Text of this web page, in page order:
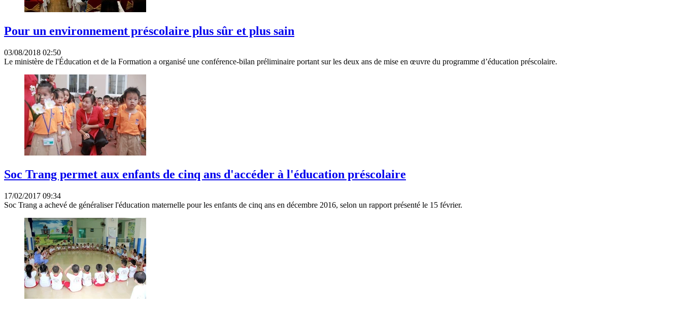
Pour un environnement préscolaire plus sûr et plus sain
03/08/2018 02:50
Le ministère de l'Éducation et de la Formation a organisé une conférence-bilan préliminaire portant sur les deux ans de mise en œuvre du programme d’éducation préscolaire.
Soc Trang permet aux enfants de cinq ans d'accéder à l'éducation préscolaire
17/02/2017 09:34
Soc Trang a achevé de généraliser l'éducation maternelle pour les enfants de cinq ans en décembre 2016, selon un rapport présenté le 15 février.